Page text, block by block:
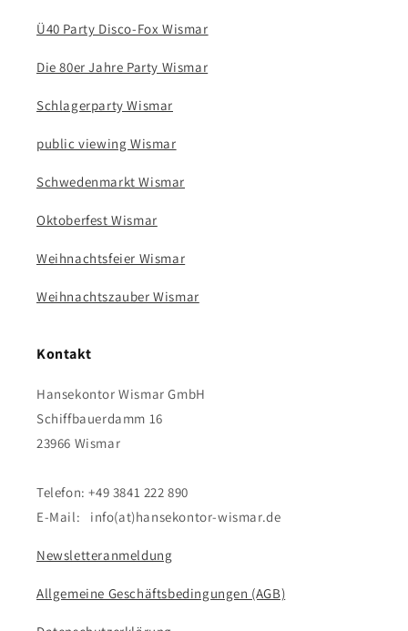
Ü40 Party Disco-Fox Wismar
Die 80er Jahre Party Wismar
Schlagerparty Wismar
public viewing Wismar
Schwedenmarkt Wismar
Oktoberfest Wismar
Weihnachtsfeier Wismar
Weihnachtszauber Wismar
Kontakt
Hansekontor Wismar GmbH
Schiffbauerdamm 16
23966 Wismar
Telefon: +49 3841 222 890
E-Mail: info(at)hansekontor-wismar.de
Newsletteranmeldung
Allgemeine Geschäftsbedingungen (AGB)